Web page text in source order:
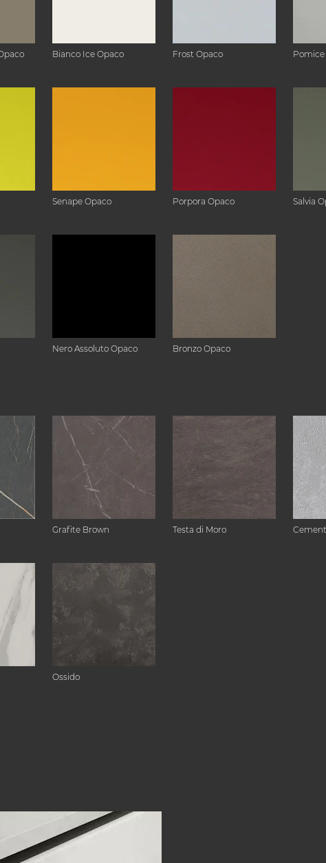
Bianco Ice Opaco Frost Opaco
Senape Opaco Porpora Opaco Salvia
Nero Assoluto Opaco Bronzo Opaco
Grafite Brown Testa di Moro
Ossido